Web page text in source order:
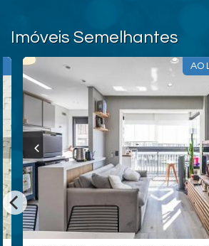
Imóveis Semelhantes
AO